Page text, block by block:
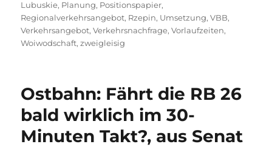
Lubuskie, Planung, Positionspapier,
Regionalverkehrsangebot, Rzepin, Umsetzung,VBB,
Verkehrsangebot,Verkehrsnachfrage,Vorlaufzeiten,
Woiwodschaft,zweigleisig
Ostbahn: Fährt die RB 26
bald wirklich im 30-
Minuten Takt?, aus Senat